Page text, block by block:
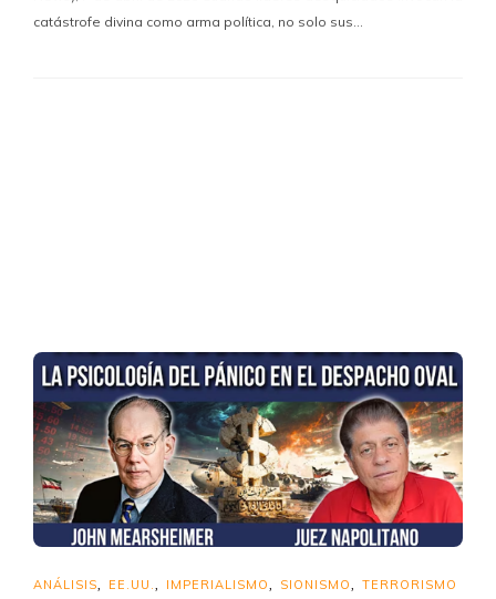
catástrofe divina como arma política, no solo sus…
ANÁLISIS EE.UU. IMPERIALISMO SIONISMO TERRORISMO